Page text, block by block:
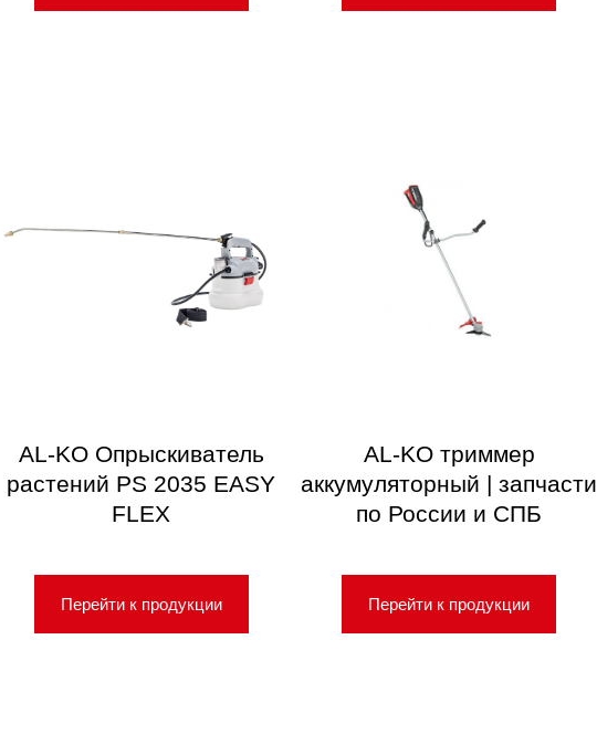
AL-KO Опрыскиватель
растений PS 2035 EASY
FLEX
Перейти к продукции
AL-KO триммер
аккумуляторный | запчасти
по России и СПБ
Перейти к продукции